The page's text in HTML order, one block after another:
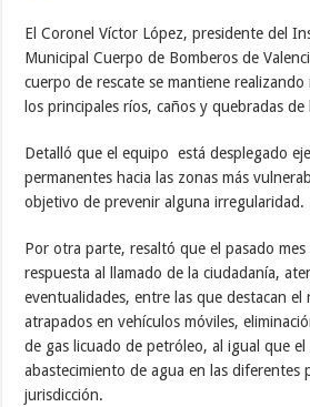
El Coronel Víctor López, presidente del
Municipal Cuerpo de Bomberos de
cuerpo de rescate se mantiene
los principales ríos, caños y quebradas de
Detalló que el equipo está desplegado
permanentes hacia las zonas más
objetivo de prevenir alguna irregularidad.
Por otra parte, resaltó que el pasado mes
respuesta al llamado de la ciudadanía,
eventualidades, entre las que destacan el
atrapados en vehículos móviles,
de gas licuado de petróleo, al igual que
abastecimiento de agua en las diferentes
jurisdicción.